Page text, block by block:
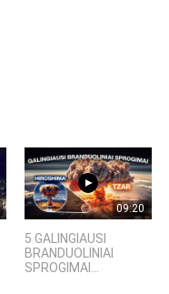
09:20
5 GALINGIAUSI
BRANDUOLINIAI
SPROGIMAI...